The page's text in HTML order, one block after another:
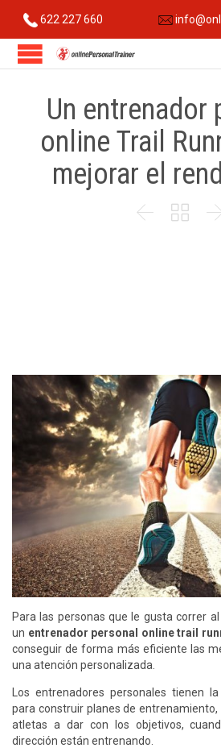
622 227 660
Un entrenador
online Trail
mejorar el
 
Para las personas que le gusta correr
un entrenador personal online trail
conseguir de forma más eficiente las
una atención personalizada.
Los entrenadores personales tienen
para construir planes de
atletas a dar con los objetivos,
dirección están entrenando.